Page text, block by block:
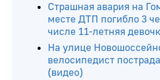
Страшная авария на
месте ДТП погибло 3
числе 11-летняя
На улице
велосипедист
(видео)